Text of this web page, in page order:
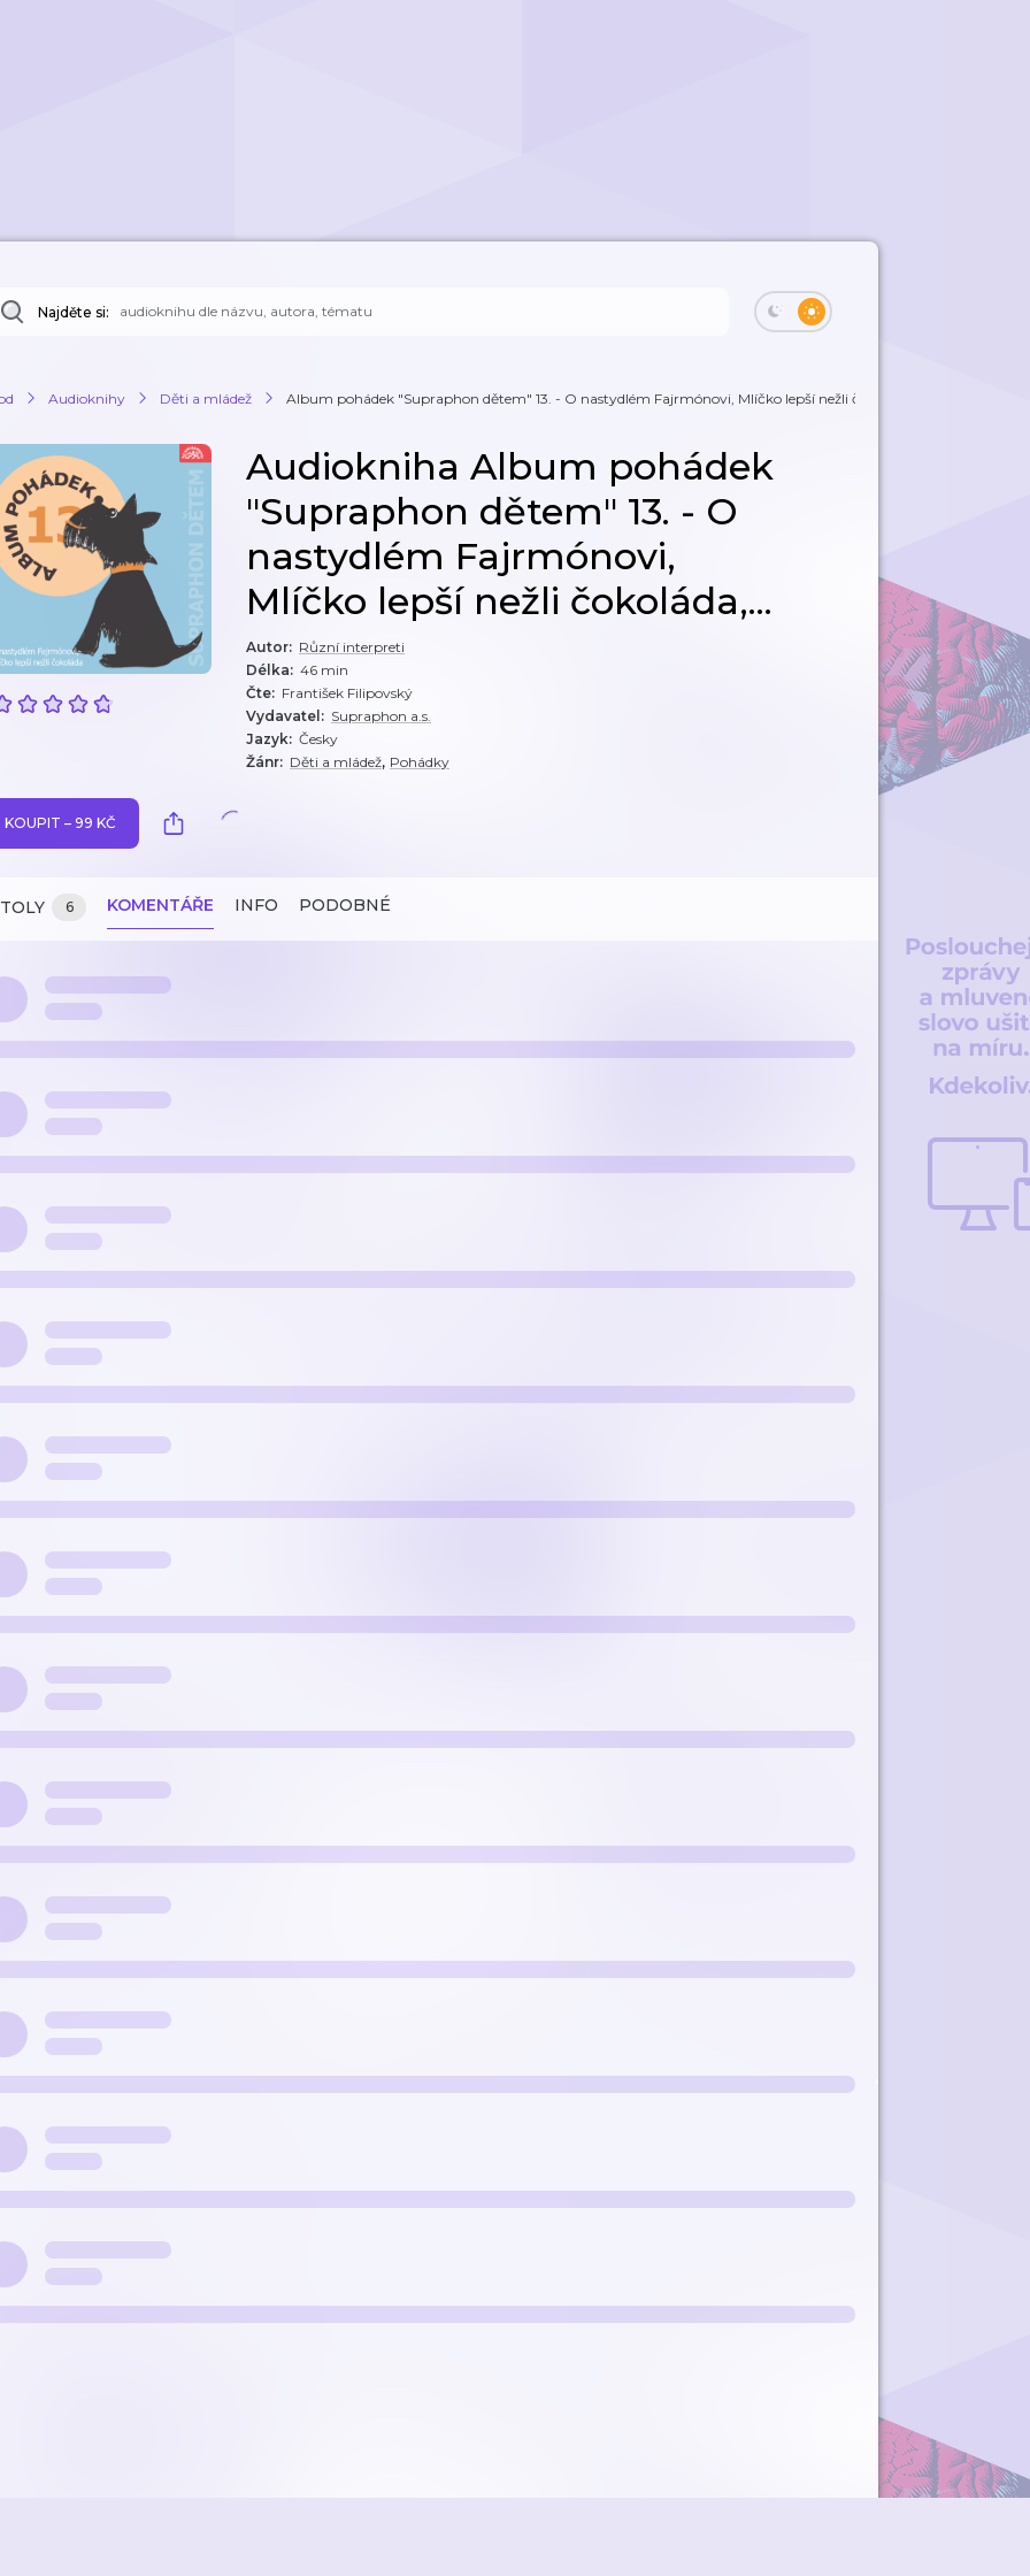
Najděte si:
Audioknihy Děti a mládež Album pohádek "Supraphon dětem" 13. - O nastydlém Fajrmónovi, Mlíčko lepší nežli čokoláda,...
Audiokniha Album pohádek
"Supraphon dětem" 13. - O
nastydlém Fajrmónovi,
Mlíčko lepší nežli čokoláda,...
Autor: Různí interpreti
Délka: 46 min
Čte: František Filipovský
Vydavatel : Supraphon a.s.
Jazyk: Česky
Žánr: Děti a mládež, Pohádky
KOUPIT – 99 KČ
6 KOMENTÁŘE INFO PODOBNÉ